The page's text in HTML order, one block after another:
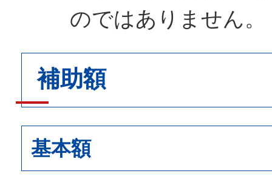
のではありません。
補助額
基本額